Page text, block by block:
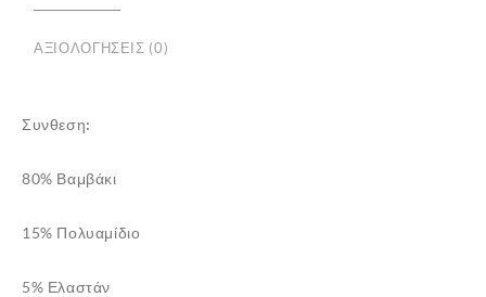
ποσότητα
ΑΞΙΟΛΟΓΉΣΕΙΣ (0)
Συνθεση:
80% Βαμβάκι
15% Πολυαμίδιο
5% Ελαστάν